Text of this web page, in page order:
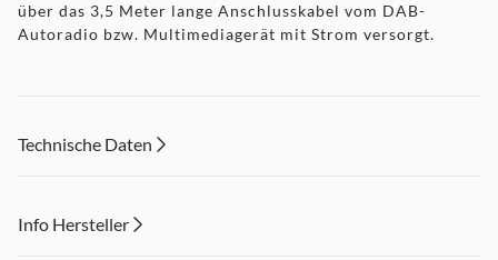
über das 3,5 Meter lange Anschlusskabel vom DAB-
Autoradio bzw. Multimediagerät mit Strom versorgt.
Technische Daten
Info Hersteller